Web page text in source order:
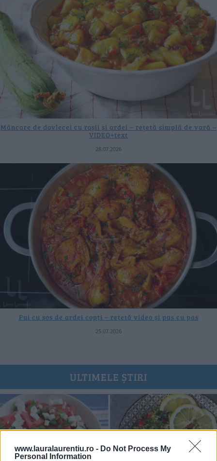
www.lauralaurentiu.ro - Do Not Process My
Personal Information
Mâncare de dovlecei cu roșii și ardei – rețetă simplă de vară –
VIDEO+text
28.07.2026
Pui cu sos de ardei copți – rețetă video și pas cu pas
25.07.2026
ULTIMELE ȘTIRI